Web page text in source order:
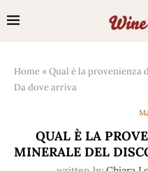
Home »Qual è la provenienza
Da dove arriva
QUAL È LA
MINERALE DEL